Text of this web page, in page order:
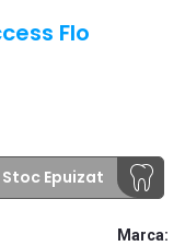
Flo
Stoc Epuizat
Marca: